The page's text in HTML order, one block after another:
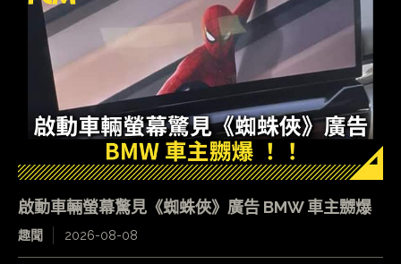
啟動車輛螢幕驚見《蜘蛛俠》廣告 BMW 車主嬲爆
趣聞 2026-08-08